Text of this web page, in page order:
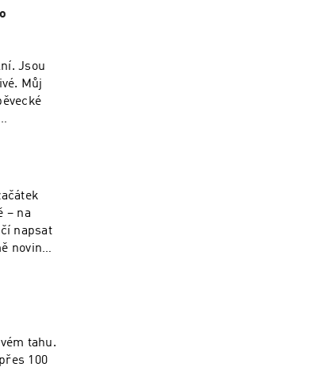
i
jeden
víc se
Jsou
Můj
– na
napsat
novinek
se
Pikle:
tahu.
100